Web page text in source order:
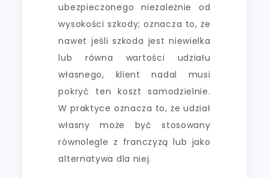
ubezpieczonego niezależnie od
wysokości szkody; oznacza to, że
nawet jeśli szkoda jest niewielka
lub równa wartości udziału
własnego, klient nadal musi
pokryć ten koszt samodzielnie.
W praktyce oznacza to, że udział
własny może być stosowany
równolegle z franczyzą lub jako
alternatywa dla niej.